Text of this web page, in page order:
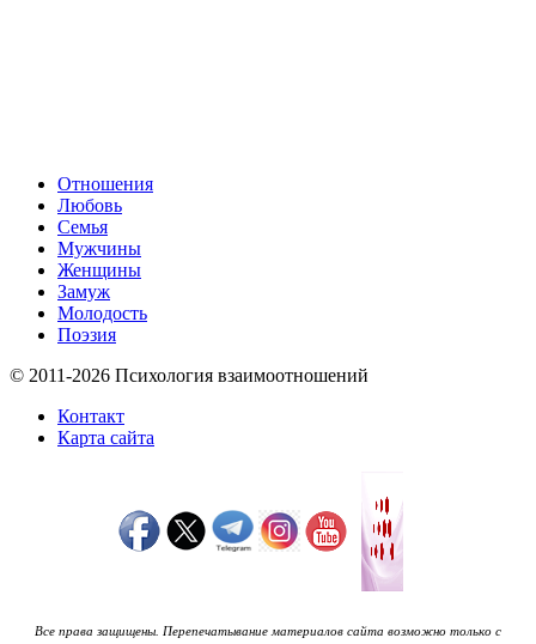
Отношения
Любовь
Семья
Мужчины
Женщины
Замуж
Молодость
Поэзия
© 2011-2026 Психология взаимоотношений
Контакт
Карта сайта
Все права защищены. Перепечатывание материалов сайта возможно только с